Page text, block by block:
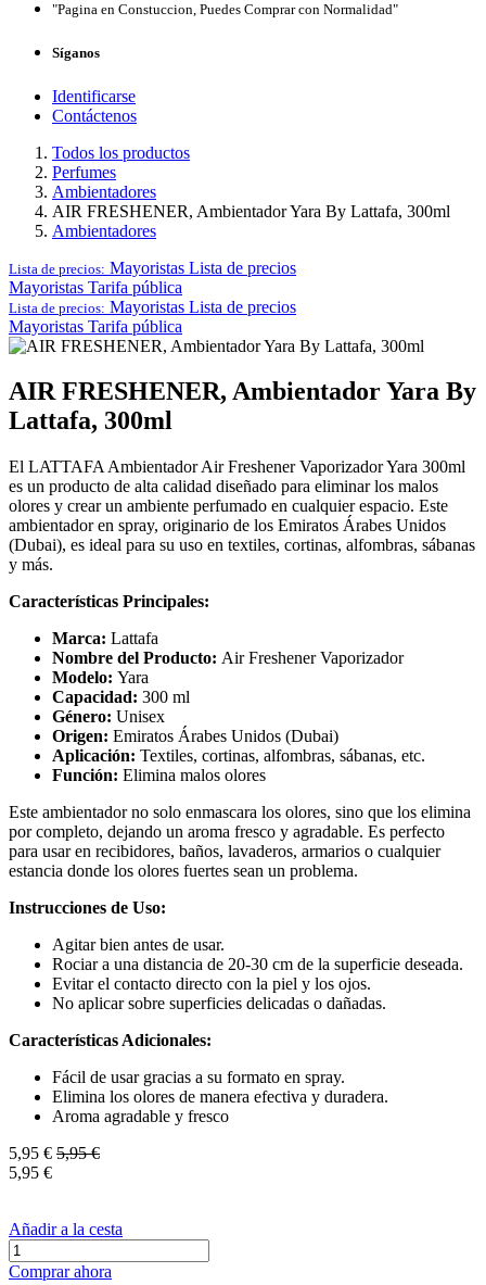
"Pagina en Constuccion, Puedes Comprar con Normalidad"
Síganos
Identificarse
Contáctenos
Todos los productos
Perfumes
Ambientadores
AIR FRESHENER, Ambientador Yara By Lattafa, 300ml
Ambientadores
Lista de precios: Mayoristas Lista de precios
Mayoristas Tarifa pública
Lista de precios: Mayoristas Lista de precios
Mayoristas Tarifa pública
AIR FRESHENER, Ambientador Yara By
Lattafa, 300ml
El LATTAFA Ambientador Air Freshener Vaporizador Yara 300ml
es un producto de alta calidad diseñado para eliminar los malos
olores y crear un ambiente perfumado en cualquier espacio. Este
ambientador en spray, originario de los Emiratos Árabes Unidos
(Dubai), es ideal para su uso en textiles, cortinas, alfombras, sábanas
y más.
Características Principales:
Marca: Lattafa
Nombre del Producto: Air Freshener Vaporizador
Modelo: Yara
Capacidad: 300 ml
Género: Unisex
Origen: Emiratos Árabes Unidos (Dubai)
Aplicación: Textiles, cortinas, alfombras, sábanas, etc.
Función: Elimina malos olores
Este ambientador no solo enmascara los olores, sino que los elimina
por completo, dejando un aroma fresco y agradable. Es perfecto
para usar en recibidores, baños, lavaderos, armarios o cualquier
estancia donde los olores fuertes sean un problema.
Instrucciones de Uso:
Agitar bien antes de usar.
Rociar a una distancia de 20-30 cm de la superficie deseada.
Evitar el contacto directo con la piel y los ojos.
No aplicar sobre superficies delicadas o dañadas.
Características Adicionales:
Fácil de usar gracias a su formato en spray.
Elimina los olores de manera efectiva y duradera.
Aroma agradable y fresco
5,95 € 5,95€
5,95 €
Añadir a la cesta
Comprar ahora